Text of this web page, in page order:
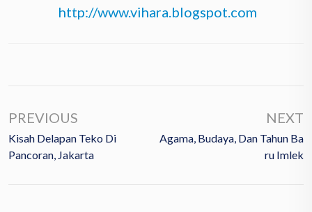
http://www.vihara.blogspot.com
PREVIOUS
Kisah Delapan Teko Di
Pancoran, Jakarta
NEXT
Agama, Budaya, Dan Tahun Ba
Ru Imlek